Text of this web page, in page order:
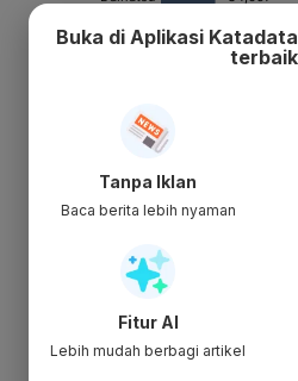
Buka di Aplikasi
Tanpa Iklan
Baca berita lebih nyaman
Fitur AI
Lebih mudah berbagi artikel